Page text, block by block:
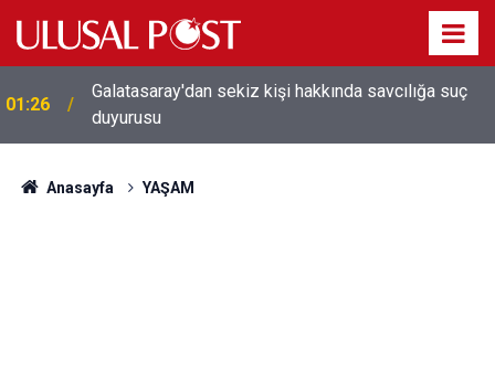
01:26
Galatasaray'dan sekiz kişi hakkında savcılığa suç
duyurusu
Anasayfa YAŞAM